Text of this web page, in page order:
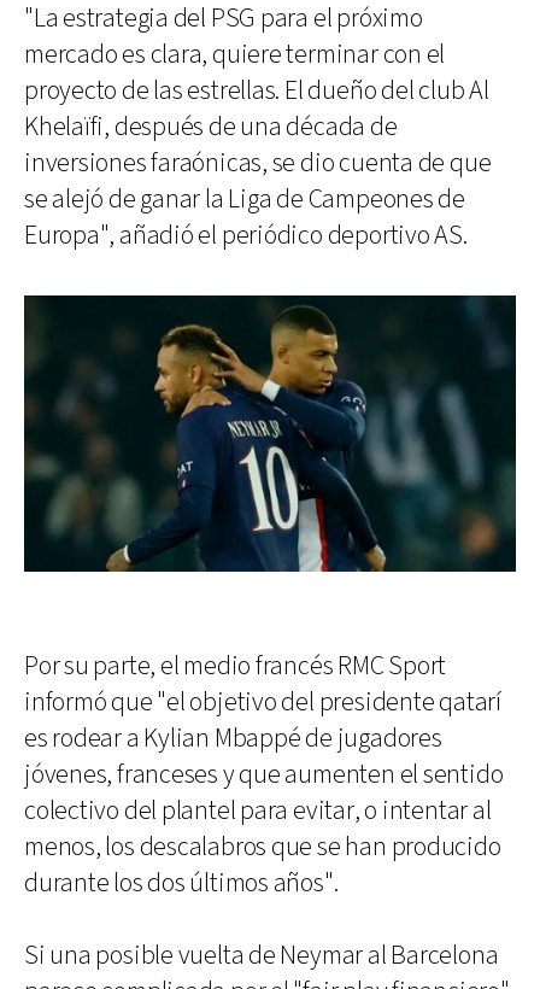
"La estrategia del PSG para el próximo
mercado es clara, quiere terminar con el
proyecto de las estrellas. El dueño del club Al
Khelaïfi, después de una década de
inversiones faraónicas, se dio cuenta de que
se alejó de ganar la Liga de Campeones de
Europa", añadió el periódico deportivo AS.
Por su parte, el medio francés RMC Sport
informó que "el objetivo del presidente qatarí
es rodear a Kylian Mbappé de jugadores
jóvenes, franceses y que aumenten el sentido
colectivo del plantel para evitar, o intentar al
menos, los descalabros que se han producido
durante los dos últimos años".
Si una posible vuelta de Neymar al Barcelona